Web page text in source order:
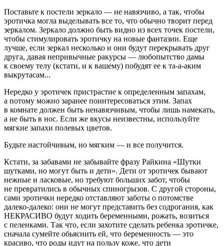
Поставьте к постели зеркало — не навязчиво, а так, чтобы
эротичка могла выделывать все то, что обычно творит перед
зеркалом. Зеркало должно быть видно из всех точек постели,
чтобы стимулировать эротичку на новые фантазии. Еще
лучше, если зеркал несколько и они будут перекрывать друг
друга, давая непривычные ракурсы — любопытство дамы
к своему телу (кстати, и к вашему) побудят ее к та-а-аким
выкрутасам...
Нередко у эротичек пристрастие к определенным запахам,
а потому можно заранее поинтересоваться этим. Запах
в комнате должен быть ненавязчивым, чтобы лишь намекать,
а не быть в нос. Если же вкусы неизвестны, используйте
мягкие запахи полевых цветов.
Будьте настойчивым, но мягким — и все получится.
Кстати, за забавами не забывайте фразу Райкина «Шутки
шутками, но могут быть и дети». Дети от эротичек бывают
нежные и ласковые, но требуют больших забот, чтобы
не превратились в обычных спиногрызов. С другой стороны,
сами эротички нередко отставляют заботы о потомстве
далеко-далеко: они не могут представить без содрогания, как
НЕКРАСИВО будут ходить беременными, рожать, возиться
с пеленками. Так что, если захотите сделать ребенка эротичке,
сначала сумейте обьяснить ей, что беременность — это
красиво, что роды идут на пользу коже, что дети